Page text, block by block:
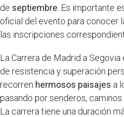
de septiembre . Es importante
oficial del evento para conocer
las inscripciones
La Carrera de Madrid a
de resistencia y superación
recorren hermosos paisajes a
pasando por senderos,
La carrera tiene una duración